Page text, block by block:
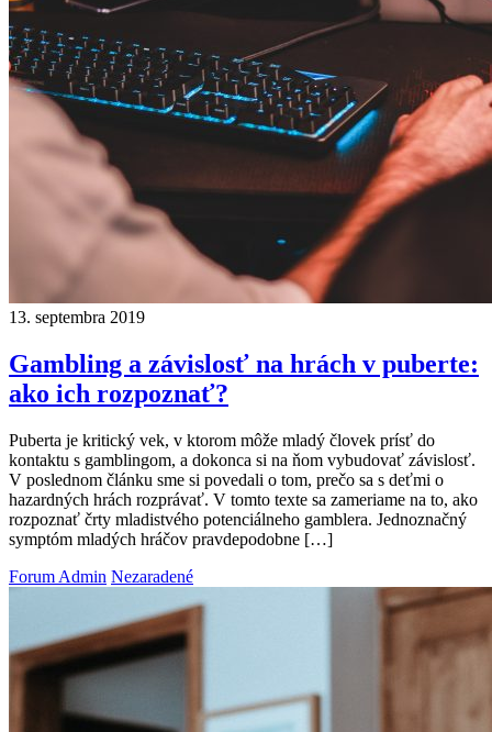
13. septembra 2019
Gambling a závislosť na hrách v puberte:
ako ich rozpoznať?
Puberta je kritický vek, v ktorom môže mladý človek prísť do
kontaktu s gamblingom, a dokonca si na ňom vybudovať závislosť.
V poslednom článku sme si povedali o tom, prečo sa s deťmi o
hazardných hrách rozprávať. V tomto texte sa zameriame na to, ako
rozpoznať črty mladistvého potenciálneho gamblera. Jednoznačný
symptóm mladých hráčov pravdepodobne […]
Forum Admin Nezaradené